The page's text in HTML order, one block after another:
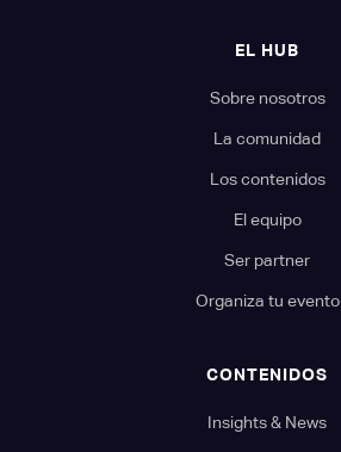
EL HUB
Sobre nosotros
La comunidad
Los contenidos
El equipo
Ser partner
Organiza tu evento
CONTENIDOS
Insights & News